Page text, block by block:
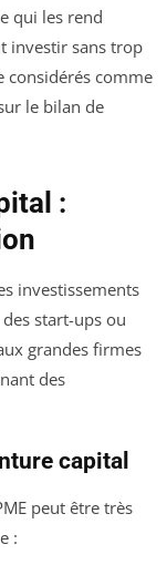
qui les rend
investir sans trop
considérés comme
le bilan de
:
investissements
start-ups ou
grandes firmes
des
capital
peut être très
: